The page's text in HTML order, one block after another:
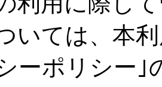
いては、本
ーポリシー｣